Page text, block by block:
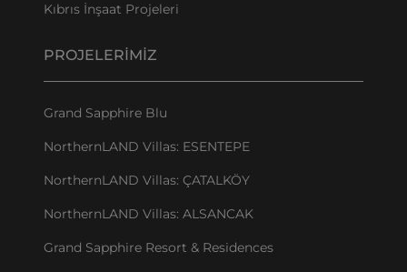
Kıbrıs İnşaat Projeleri
PROJELERIMIZ
Grand Sapphire Blu
NorthernLAND Villas: ESENTEPE
NorthernLAND Villas: ÇATALKÖY
NorthernLAND Villas: ALSANCAK
Grand Sapphire Resort & Residences